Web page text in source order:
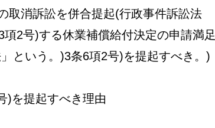
消訴訟を併合提起(行政事件訴訟法
2号)する休業補償給付決定の申請満足
という。)3条6項2号)を提起すべき。)
を提起すべき理由